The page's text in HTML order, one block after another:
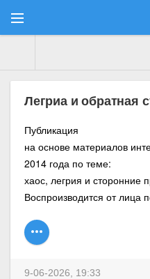
Легриа и обратная
Публикация
на основе материалов
2014 года по теме:
хаос, легрия и сторонние
Воспроизводится от лица
9-06-2026, 19:33